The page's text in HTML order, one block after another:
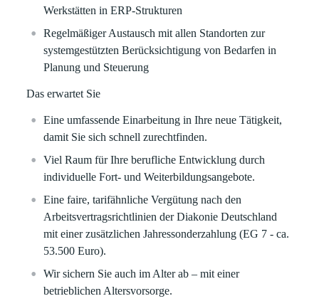
Werkstätten in ERP‑Strukturen
Regelmäßiger Austausch mit allen Standorten zur
systemgestützten Berücksichtigung von Bedarfen in
Planung und Steuerung
Das erwartet Sie
Eine umfassende Einarbeitung in Ihre neue Tätigkeit,
damit Sie sich schnell zurechtfinden.
Viel Raum für Ihre berufliche Entwicklung durch
individuelle Fort- und Weiterbildungsangebote.
Eine faire, tarifähnliche Vergütung nach den
Arbeitsvertragsrichtlinien der Diakonie Deutschland
mit einer zusätzlichen Jahressonderzahlung (EG 7 - ca.
53.500 Euro).
Wir sichern Sie auch im Alter ab – mit einer
betrieblichen Altersvorsorge.